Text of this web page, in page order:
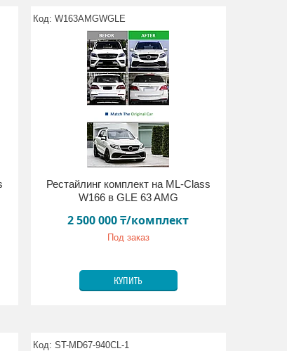
W163AMGWGLE
Рестайлинг комплект на ML-Class
W166 в GLE 63 AMG
2 500 000 ₸/комплект
Под заказ
КУПИТЬ
ST-MD67-940CL-1